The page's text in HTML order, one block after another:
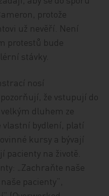
protože
už nevěří. Není
protestů bude
stávky.
nosí
že vstupují do
dluhem ze
bydlení, platí
kursy a bývají
pacienty na životě.
„Zachraňte naše
pacienty“,